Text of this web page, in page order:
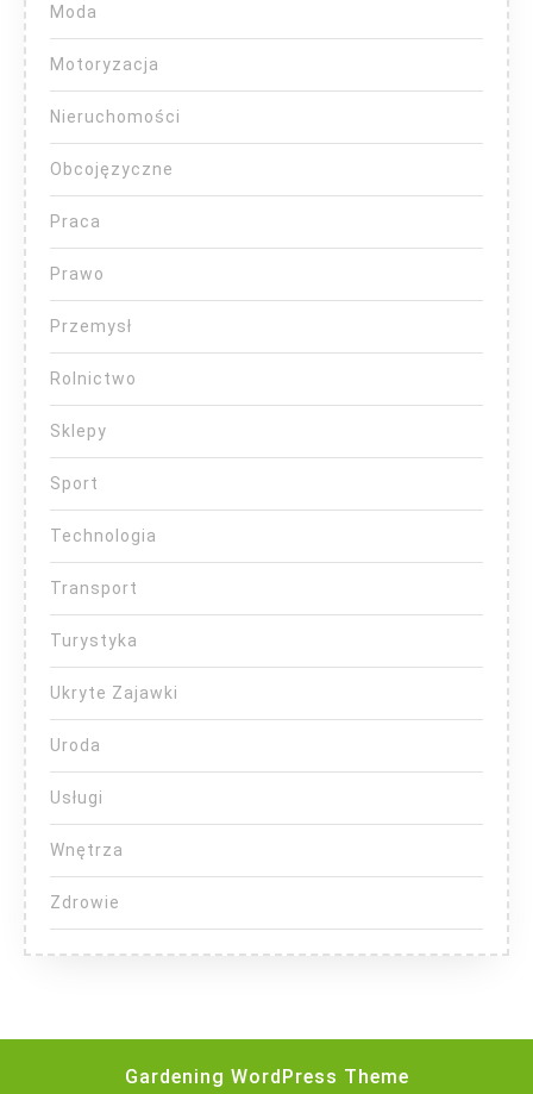
Moda
Motoryzacja
Nieruchomości
Obcojęzyczne
Praca
Prawo
Przemysł
Rolnictwo
Sklepy
Sport
Technologia
Transport
Turystyka
Ukryte Zajawki
Uroda
Usługi
Wnętrza
Zdrowie
Gardening WordPress Theme